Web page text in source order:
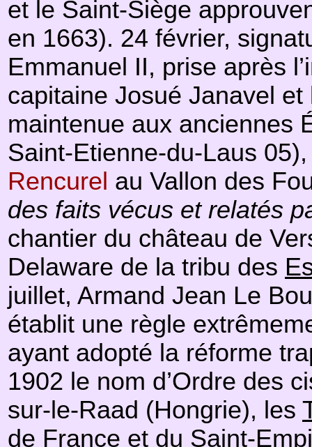
et le Saint-Siège
en 1663). 24 février,
Emmanuel II, prise après
capitaine Josué Janavel
maintenue aux anciennes
Saint-Etienne-du-Laus
Rencurel au Vallon des
des faits vécus et relatés
chantier du château de
Delaware de la tribu des
juillet, Armand Jean Le
établit une règle
ayant adopté la réforme
1902 le nom d’Ordre des
sur-le-Raad (Hongrie), les
de France et du Saint-